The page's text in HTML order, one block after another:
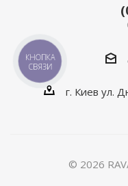
г. Киев ул.
© 2026
КНОПКА
СВЯЗИ